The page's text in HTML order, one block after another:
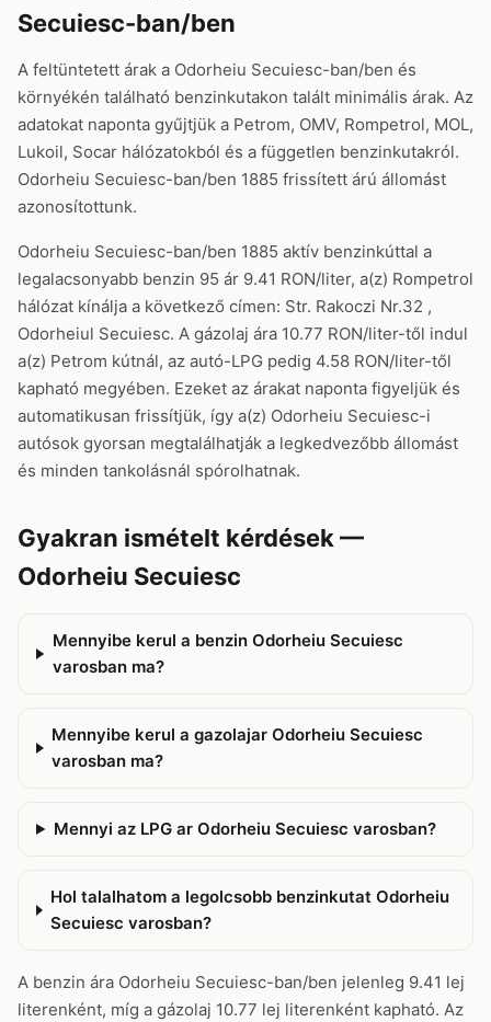
Secuiesc-ban/ben
A feltüntetett árak a Odorheiu Secuiesc-ban/ben és
környékén található benzinkutakon talált minimális árak. Az
adatokat naponta gyűjtjük a Petrom, OMV, Rompetrol, MOL,
Lukoil, Socar hálózatokból és a független benzinkutakról.
Odorheiu Secuiesc-ban/ben 1885 frissített árú állomást
azonosítottunk.
Odorheiu Secuiesc-ban/ben 1885 aktív benzinkúttal a
legalacsonyabb benzin 95 ár 9.41 RON/liter, a(z) Rompetrol
hálózat kínálja a következő címen: Str. Rakoczi Nr.32 ,
Odorheiul Secuiesc. A gázolaj ára 10.77 RON/liter-től indul
a(z) Petrom kútnál, az autó-LPG pedig 4.58 RON/liter-től
kapható megyében. Ezeket az árakat naponta figyeljük és
automatikusan frissítjük, így a(z) Odorheiu Secuiesc-i
autósok gyorsan megtalálhatják a legkedvezőbb állomást
és minden tankolásnál spórolhatnak.
Gyakran ismételt kérdések —
Odorheiu Secuiesc
Mennyibe kerul a benzin Odorheiu Secuiesc
varosban ma?
Mennyibe kerul a gazolajar Odorheiu Secuiesc
varosban ma?
Mennyi az LPG ar Odorheiu Secuiesc varosban?
Hol talalhatom a legolcsobb benzinkutat Odorheiu
Secuiesc varosban?
A benzin ára Odorheiu Secuiesc-ban/ben jelenleg 9.41 lej
literenként, míg a gázolaj 10.77 lej literenként kapható. Az